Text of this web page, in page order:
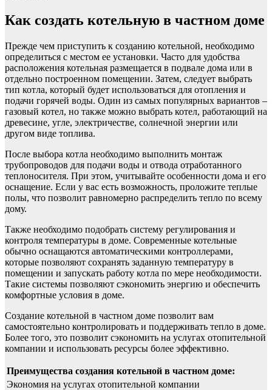
Как создать котельную в частном доме
Прежде чем приступить к созданию котельной, необходимо
определиться с местом ее установки. Часто для удобства
расположения котельная размещается в подвале дома или в
отдельно построенном помещении. Затем, следует выбрать
тип котла, который будет использоваться для отопления и
подачи горячей воды. Один из самых популярных вариантов –
газовый котел, но также можно выбрать котел, работающий на
древесине, угле, электричестве, солнечной энергии или
другом виде топлива.
После выбора котла необходимо выполнить монтаж
трубопроводов для подачи воды и отвода отработанного
теплоносителя. При этом, учитывайте особенности дома и его
оснащение. Если у вас есть возможность, проложите теплые
полы, что позволит равномерно распределить тепло по всему
дому.
Также необходимо подобрать систему регулирования и
контроля температуры в доме. Современные котельные
обычно оснащаются автоматическими контроллерами,
которые позволяют сохранять заданную температуру в
помещении и запускать работу котла по мере необходимости.
Такие системы позволяют сэкономить энергию и обеспечить
комфортные условия в доме.
Создание котельной в частном доме позволит вам
самостоятельно контролировать и поддерживать тепло в доме.
Более того, это позволит сэкономить на услугах отопительной
компании и использовать ресурсы более эффективно.
Преимущества создания котельной в частном доме:
Экономия на услугах отопительной компании